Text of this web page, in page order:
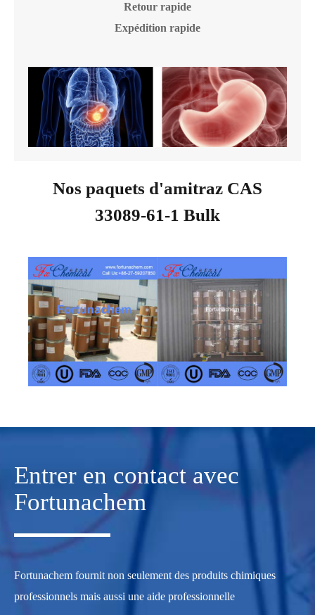
Retour rapide
Expédition rapide
Nos paquets d'amitraz CAS
33089-61-1 Bulk
Entrer en contact avec
Fortunachem
Fortunachem fournit non seulement des produits chimiques
professionnels mais aussi une aide professionnelle